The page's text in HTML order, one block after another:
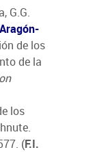
G.G.
de los
de la
los
(F.I.